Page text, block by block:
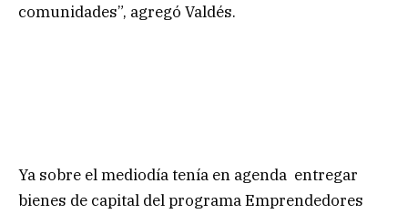
comunidades”, agregó Valdés.
Ya sobre el mediodía tenía en agenda entregar
bienes de capital del programa Emprendedores